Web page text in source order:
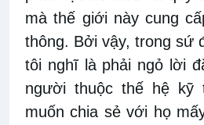
mà thế giới này cung
thông. Bởi vậy, trong sứ
tôi nghĩ là phải ngỏ lời
người thuộc thế hệ kỹ
muốn chia sẻ với họ